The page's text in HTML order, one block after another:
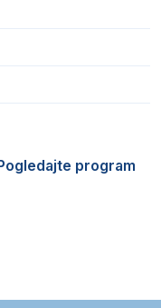
program